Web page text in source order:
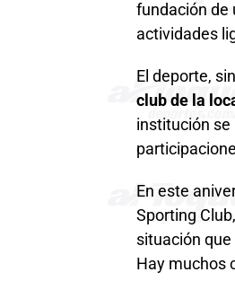
fundación de
actividades
El deporte,
club de la
institución se
En este
Sporting Club,
situación
Hay muchos